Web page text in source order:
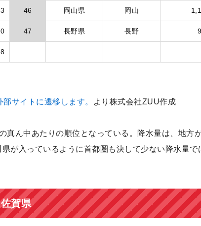
46 岡山県 岡山
47 長野県 長野
サイトに遷移します。 より株式会社ZUU作成
真ん中あたりの順位となっている。降水量は、地方
が入っているように首都圏も決して少ない降水量で
賀県